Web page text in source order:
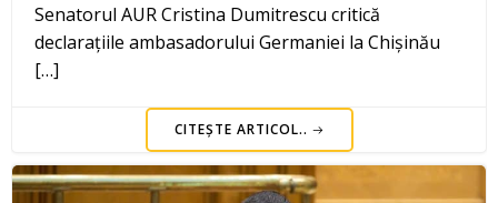
Senatorul AUR Cristina Dumitrescu critică
declarațiile ambasadorului Germaniei la Chișinău
[…]
CITEȘTE ARTICOL..